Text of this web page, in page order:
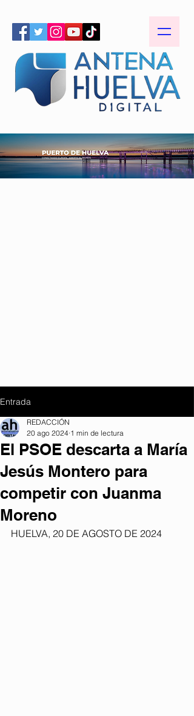
Entrada
El PSOE descarta a María
Jesús Montero para
competir con Juanma
Moreno
REDACCIÓN
20 ago 2024 1 min de lectura
HUELVA, 20 DE AGOSTO DE 2024